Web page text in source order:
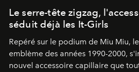
Le serre-tête zigzag,
séduit déjà les It-Girls
Repéré sur le podium de Miu Miu,
emblème des années 1990-2000,
nouvel accessoire capillaire que